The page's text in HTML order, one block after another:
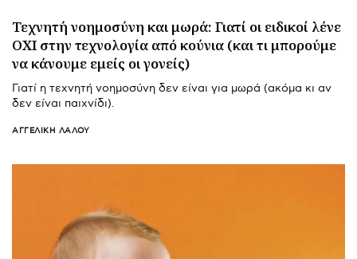
Τεχνητή νοημοσύνη και μωρά: Γιατί οι ειδικοί λένε
ΟΧΙ στην τεχνολογία από κούνια (και τι μπορούμε
να κάνουμε εμείς οι γονείς)
Γιατί η τεχνητή νοημοσύνη δεν είναι για μωρά (ακόμα κι αν
δεν είναι παιχνίδι).
ΑΓΓΕΛΙΚΉ ΛΆΛΟΥ